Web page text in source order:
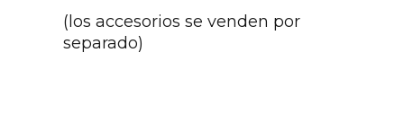
(los accesorios se venden por
separado)